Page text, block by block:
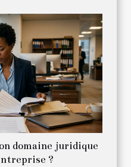
domaine juridique
?